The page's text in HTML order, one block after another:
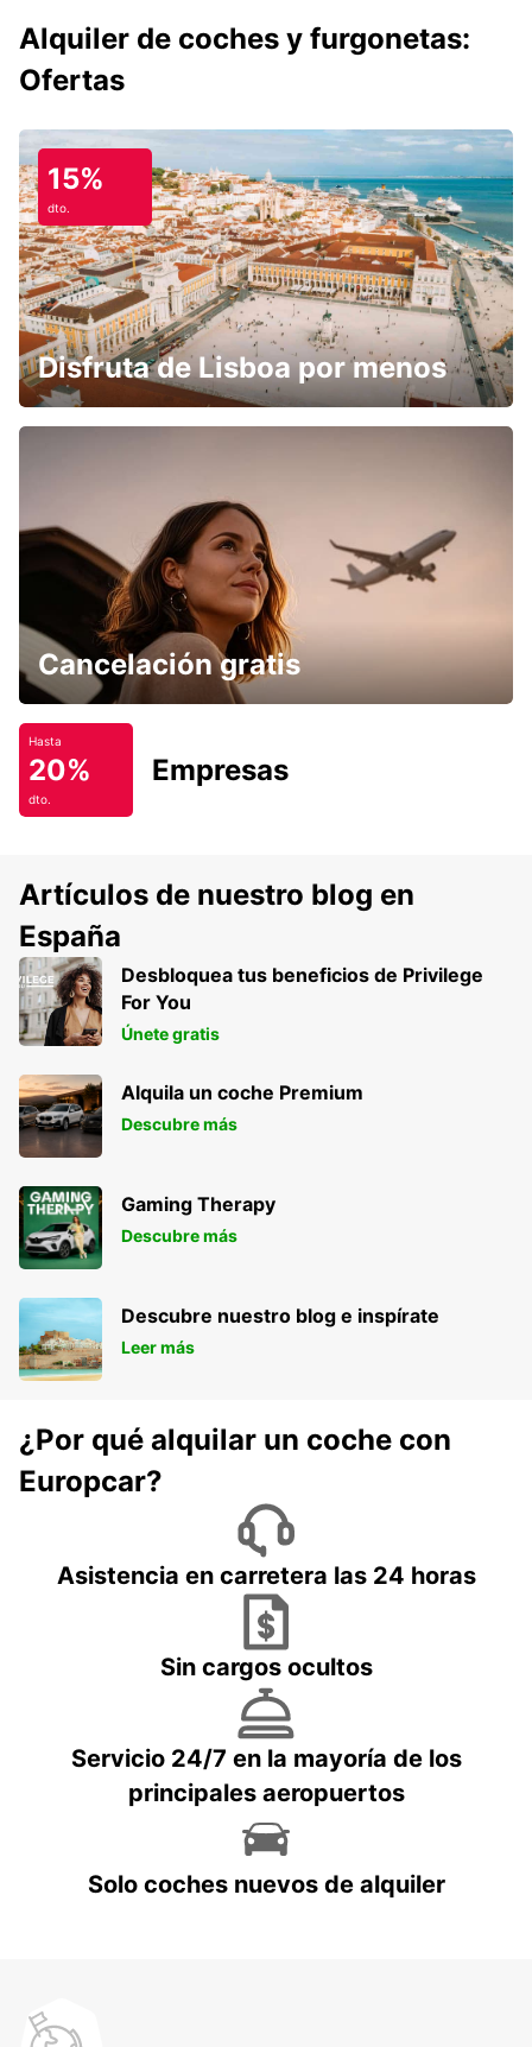
Alquiler de coches y furgonetas:
Ofertas
15%
dto.
Disfruta de Lisboa por menos
Cancelación gratis
Hasta
20%
dto.
Empresas
Artículos de nuestro blog en
España
Desbloquea tus beneficios de Privilege
For You
Únete gratis
Alquila un coche Premium
Descubre más
Gaming Therapy
Descubre más
Descubre nuestro blog e inspírate
Leer más
¿Por qué alquilar un coche con
Europcar?
Asistencia en carretera las 24 horas
Sin cargos ocultos
Servicio 24/7 en la mayoría de los
principales aeropuertos
Solo coches nuevos de alquiler